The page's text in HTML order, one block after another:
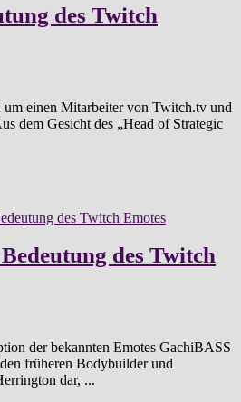
des Twitch
einen Mitarbeiter von Twitch.tv und
dem Gesicht des „Head of Strategic
des Twitch
der bekannten Emotes GachiBASS
früheren Bodybuilder und
dar, ...